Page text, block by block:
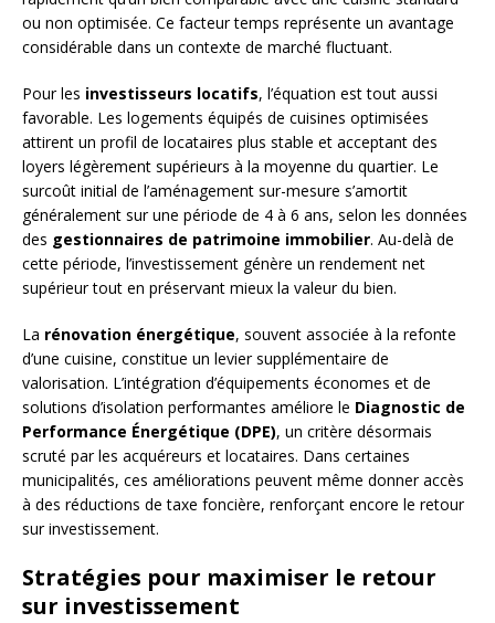
ou non optimisée. Ce facteur temps représente un avantage
considérable dans un contexte de marché fluctuant.
Pour les investisseurs locatifs, l’équation est tout aussi
favorable. Les logements équipés de cuisines optimisées
attirent un profil de locataires plus stable et acceptant des
loyers légèrement supérieurs à la moyenne du quartier. Le
surcoût initial de l’aménagement sur-mesure s’amortit
généralement sur une période de 4 à 6 ans, selon les données
des gestionnaires de patrimoine immobilier. Au-delà de
cette période, l’investissement génère un rendement net
supérieur tout en préservant mieux la valeur du bien.
La rénovation énergétique, souvent associée à la refonte
d’une cuisine, constitue un levier supplémentaire de
valorisation. L’intégration d’équipements économes et de
solutions d’isolation performantes améliore le Diagnostic de
Performance Énergétique (DPE), un critère désormais
scruté par les acquéreurs et locataires. Dans certaines
municipalités, ces améliorations peuvent même donner accès
à des réductions de taxe foncière, renforçant encore le retour
sur investissement.
Stratégies pour maximiser le retour
sur investissement